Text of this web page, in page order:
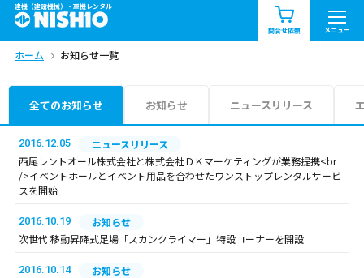
建機（建設機械）・重機レンタル
問合せ依頼 メニュー
商品一覧 お知らせ一覧
問合せ依頼リスト
エリア情報を見る
中部 関西 中国・四国
九州・沖縄（外部）
ホーム お知らせ一覧
全てのお知らせ お知らせ ニュースリリース
2016.12.05
ニュースリリース
西尾レントオール株式会社と株式会社ＤＫマーケティングが業務提携<br
/>イベントホールとイベント用品を合わせたワンストップレンタルサービ
スを開始
2016.10.19
お知らせ
次世代 移動昇降式足場「スカンクライマー」特設コーナーを開設
2016.10.14
お知らせ